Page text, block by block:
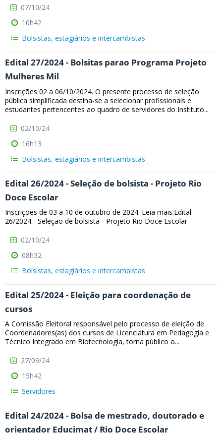
07/10/24
10h42
Bolsistas, estagiários e intercambistas
Edital 27/2024 - Bolsitas parao Programa Projeto
Mulheres Mil
Inscrições 02 a 06/10/2024. O presente processo de seleção
pública simplificada destina-se a selecionar profissionais e
estudantes pertencentes ao quadro de servidores do Instituto...
02/10/24
16h13
Bolsistas, estagiários e intercambistas
Edital 26/2024 - Seleção de bolsista - Projeto Rio
Doce Escolar
Inscrições de 03 a 10 de outubro de 2024. Leia mais:Edital
26/2024 - Seleção de bolsista - Projeto Rio Doce Escolar
02/10/24
08h32
Bolsistas, estagiários e intercambistas
Edital 25/2024 - Eleição para coordenação de
cursos
A Comissão Eleitoral responsável pelo processo de eleição de
Coordenadores(as) dos cursos de Licenciatura em Pedagogia e
Técnico Integrado em Biotecnologia, torna público o...
27/09/24
15h42
Servidores
Edital 24/2024 - Bolsa de mestrado, doutorado e
orientador Educimat / Rio Doce Escolar